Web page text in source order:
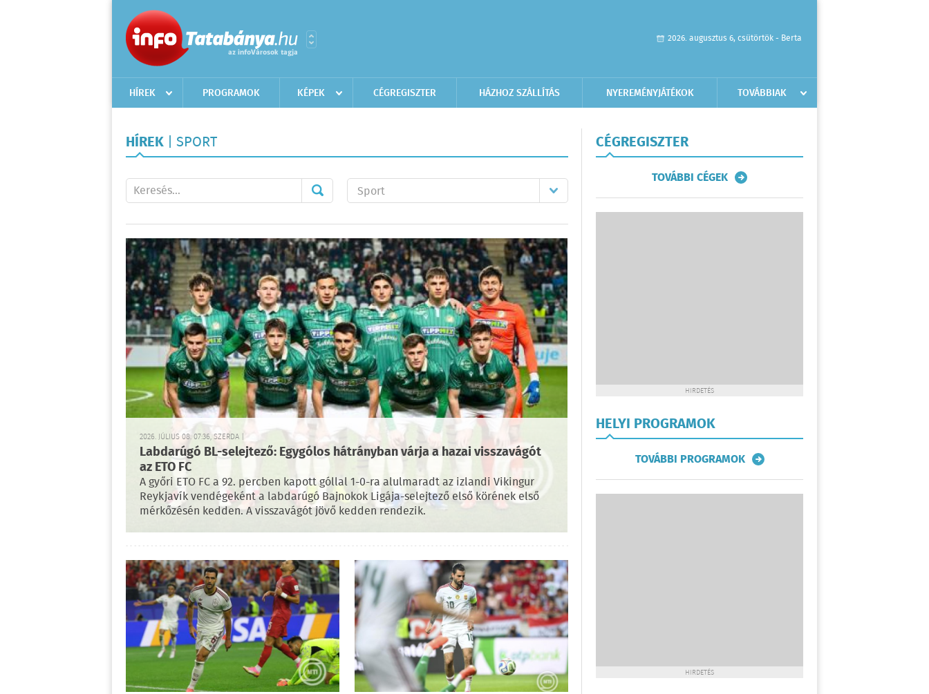
2026. augusztus 6, csütörtök - Berta
HÍREK PROGRAMOK KÉPEK CÉGREGISZTER HÁZHOZ SZÁLLÍTÁS NYEREMÉNYJÁTÉKOK TOVÁBBIAK
HÍREK | SPORT
2026. JÚLIUS 08. 07:36, SZERDA |
Labdarúgó BL-selejtező: Egygólos hátrányban várja a hazai visszavágót
az ETO FC
A győri ETO FC a 92. percben kapott góllal 1-0-ra alulmaradt az izlandi Vikingur
Reykjavík vendégeként a labdarúgó Bajnokok Ligája-selejtező első körének első
mérkőzésén kedden. A visszavágót jövő kedden rendezik.
CÉGREGISZTER
TOVÁBBI CÉGEK
HIRDETÉS
HELYI PROGRAMOK
TOVÁBBI PROGRAMOK
HIRDETÉS